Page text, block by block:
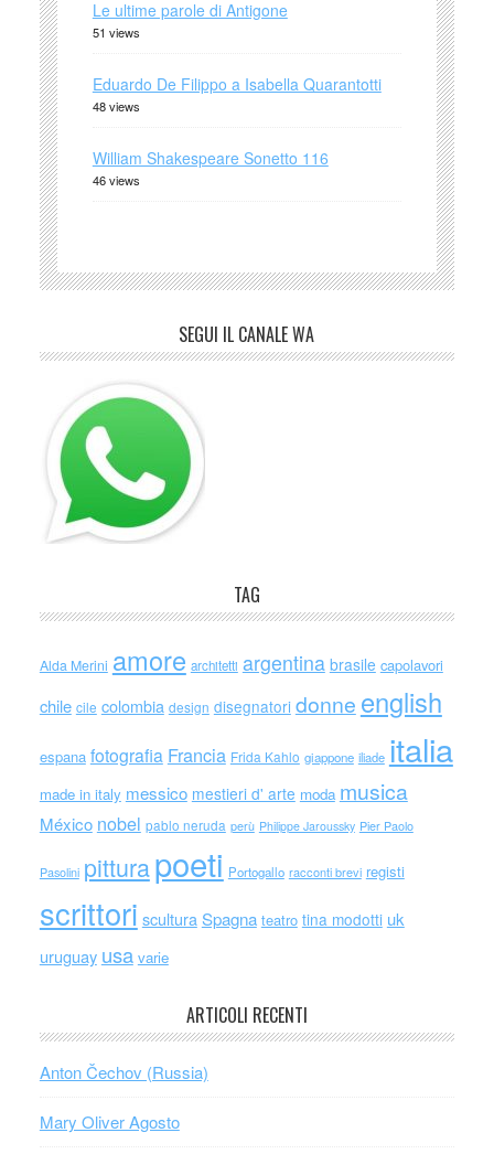
Le ultime parole di Antigone
51 views
Eduardo De Filippo a Isabella Quarantotti
48 views
William Shakespeare Sonetto 116
46 views
SEGUI IL CANALE WA
TAG
Alda Merini amore architetti argentina brasile capolavori
chile cile colombia design disegnatori donne english
espana fotografia Francia Frida Kahlo giappone iliade italia
made in italy messico mestieri d' arte moda musica
México nobel pablo neruda perù Philippe Jaroussky Pier Paolo
Pasolini pitturapoeti Portogallo racconti brevi registi
scrittori scultura Spagna teatro tina modotti uk
uruguay usa varie
ARTICOLI RECENTI
Anton Čechov (Russia)
Mary Oliver Agosto